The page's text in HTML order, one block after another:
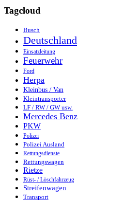
Tagcloud
Busch
Deutschland
Einsatzleitung
Feuerwehr
Ford
Herpa
Kleinbus / Van
Kleintransporter
LF / RW / GW usw.
Mercedes Benz
PKW
Polizei
Polizei Ausland
Rettungsdienste
Rettungswagen
Rietze
Rüst- / Löschfahrzeug
Streifenwagen
Transport